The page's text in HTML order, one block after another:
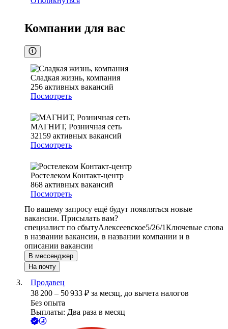
Компании для вас
Сладкая жизнь, компания
256 активных вакансий
Посмотреть
МАГНИТ, Розничная сеть
32159 активных вакансий
Посмотреть
Ростелеком Контакт-центр
868 активных вакансий
Посмотреть
По вашему запросу ещё будут появляться новые
вакансии. Присылать вам?
специалист по сбытуАлексеевское5/26/1Ключевые слова
в названии вакансии, в названии компании и в
описании вакансии
В мессенджер
На почту
Продавец
38 200 – 50 933 ₽ за месяц, до вычета налогов
Без опыта
Выплаты: Два раза в месяц